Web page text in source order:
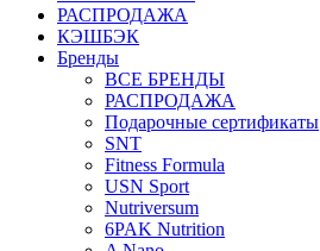
РАСПРОДАЖА
КЭШБЭК
Бренды
ВСЕ БРЕНДЫ
РАСПРОДАЖА
Подарочные сертификаты
SNT
Fitness Formula
USN Sport
Nutriversum
6PAK Nutrition